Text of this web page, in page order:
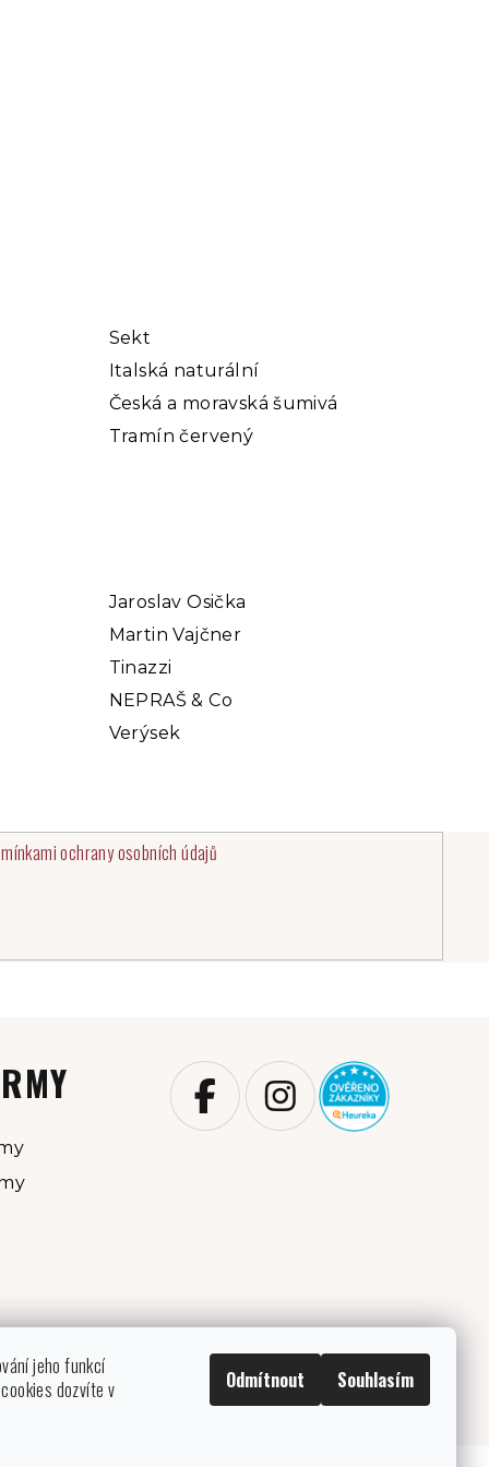
jeho funkcí
dozvíte v
Odmítnout Souhlasím
Sekt
Italská naturální
Česká a moravská šumivá
Tramín červený
Jaroslav Osička
Martin Vajčner
Tinazzi
NEPRAŠ & Co
Verýsek
ochrany osobních údajů